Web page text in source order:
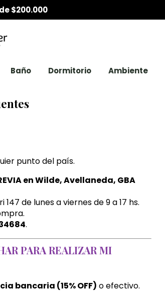
$200.000
Baño Dormitorio Ambiente
punto del país.
en Wilde, Avellaneda, GBA
de lunes a viernes de 9 a 17 hs.
.
PARA REALIZAR MI
bancaria (15% OFF) o efectivo.